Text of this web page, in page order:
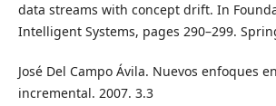
data streams with concept drift. In
Intelligent Systems, pages 290–299.
José Del Campo Ávila. Nuevos enfoques
incremental. 2007. 3.3